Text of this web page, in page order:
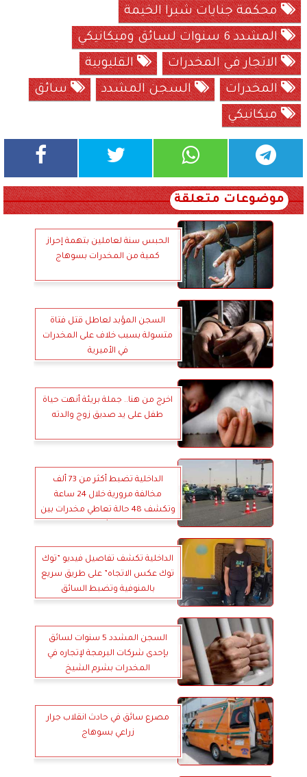
محكمة جنايات شبرا الخيمة
المشدد 6 سنوات لسائق وميكانيكي
الاتجار في المخدرات
القليوبية
المخدرات
السجن المشدد
سائق
ميكانيكي
موضوعات متعلقة
الحبس سنة لعاملين بتهمة إحراز
كمية من المخدرات بسوهاج
السجن المؤبد لعاطل قتل فتاة
متسولة بسبب خلاف على المخدرات
في الأميرية
اخرج من هنا.. جملة بريئة أنهت حياة
طفل على يد صديق زوج والدته
الداخلية تضبط أكثر من 73 ألف
مخالفة مرورية خلال 24 ساعة
وتكشف 48 حالة تعاطي مخدرات بين
الداخلية تكشف تفاصيل فيديو ”توك
توك عكس الاتجاه” على طريق سريع
بالمنوفية وتضبط السائق
السجن المشدد 5 سنوات لسائق
بإحدى شركات البرمجة لإتجاره في
المخدرات بشرم الشيخ
مصرع سائق في حادث انقلاب جرار
زراعي بسوهاج